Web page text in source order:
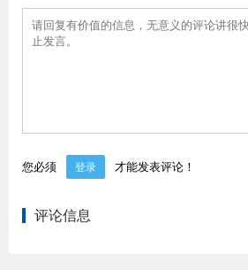
您必须 登录 才能发表评论！
评论信息